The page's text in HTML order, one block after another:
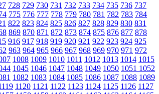
728 729 730 731 732 733 734 735 736 737
775 776 777 778 779 780 781 782 783 784
822 823 824 825 826 827 828 829 830 831
869 870 871 872 873 874 875 876 877 878
916 917 918 919 920 921 922 923 924 925
963 964 965 966 967 968 969 970 971 972
1008 1009 1010 1011 1012 1013 1014 1015
1045 1046 1047 1048 1049 1050 1051 1052
1082 1083 1084 1085 1086 1087 1088 1089
1120 1121 1122 1123 1124 1125 1126 1127